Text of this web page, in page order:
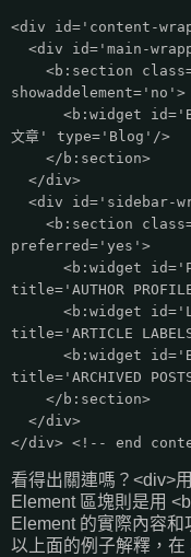
<div id='content-
<div id='main-
<b:section
showaddelement='no'>
<b:widget
文章' type='Blog'/>
</b:section>
</div>
<div id='sidebar-
<b:section
preferred='yes'>
<b:widget
title='AUTHOR
<b:widget
title='ARTICLE
<b:widget
title='ARCHIVED
</b:section>
</div>
</div> <!-- end
看得出關連嗎？<div>
Element 區塊則是用
Element 的實際內容和
以上面的例子解釋，